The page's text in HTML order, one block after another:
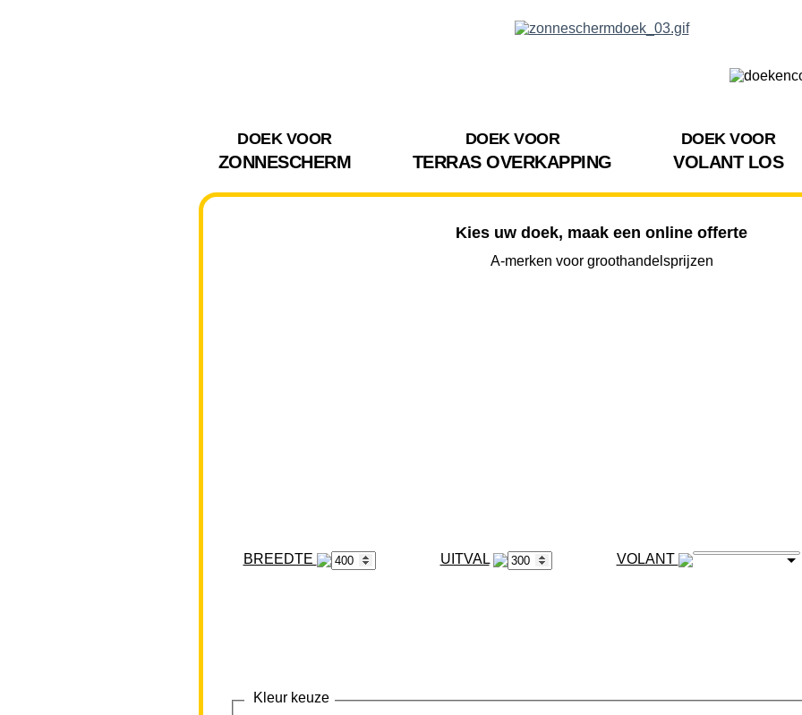
DOEK VOOR
ZONNESCHERM
DOEK VOOR
TERRAS OVERKAPPING
DOEK VOOR
VOLANT LOS
Kies uw doek, maak een online offerte
A-merken voor groothandelsprijzen
BREEDTE VOLANT
Kleur keuze